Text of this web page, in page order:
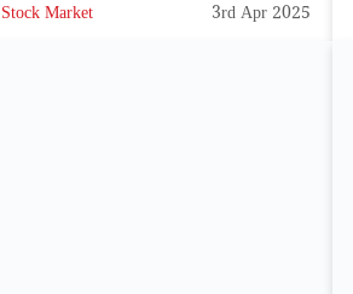
Stock Market 3rd Apr 2025